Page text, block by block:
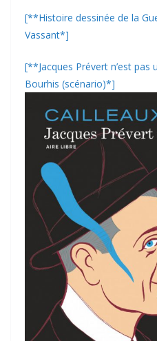
[**Histoire dessinée de la
Vassant*]
[**Jacques Prévert n’est pas
Bourhis (scénario)*]